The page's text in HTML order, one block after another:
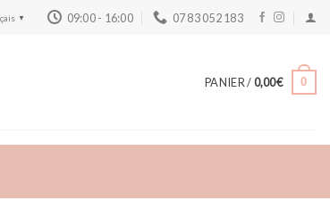
▼ 09:00 - 16:00 07 83 052 183
PANIER /0,00€ 0